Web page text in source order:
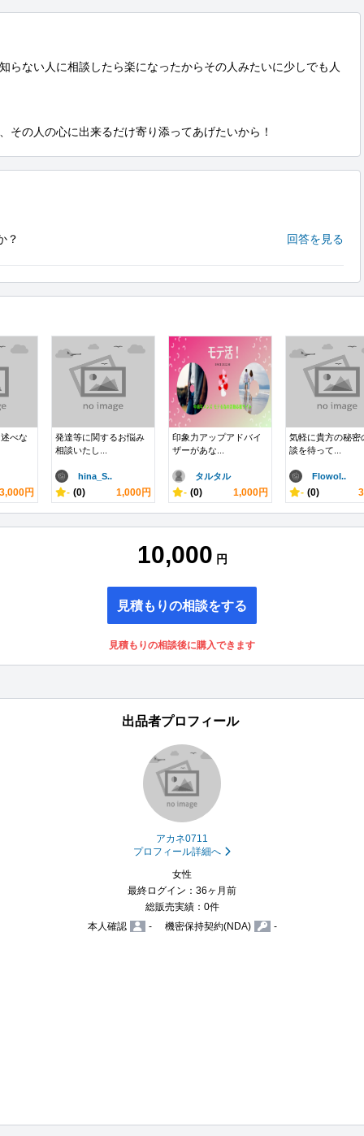
らない人に相談したら楽になったからその人みたいに少しでも人
その人の心に出来るだけ寄り添ってあげたいから！
？ 回答を見る
べな
3,000円
発達等に関するお悩み
相談いたし...
hina_S..
- (0) 1,000円
印象力アップアドバイ
ザーがあな...
タルタル
- (0) 1,000円
気軽に貴方の秘密
談を待って...
Flowol..
- (0)
10,000 円
見積もりの相談をする
見積もりの相談後に購入できます
出品者プロフィール
アカネ0711
プロフィール詳細へ
女性
最終ログイン：36ヶ月前
総販売実績：0件
本人確認
- 機密保持契約(NDA) -